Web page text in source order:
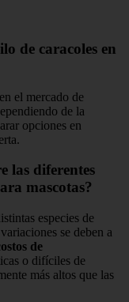
de caracoles en
en el mercado de
de la
opciones en
las diferentes
mascotas?
especies de
se deben a
de
o difíciles de
más altos que las